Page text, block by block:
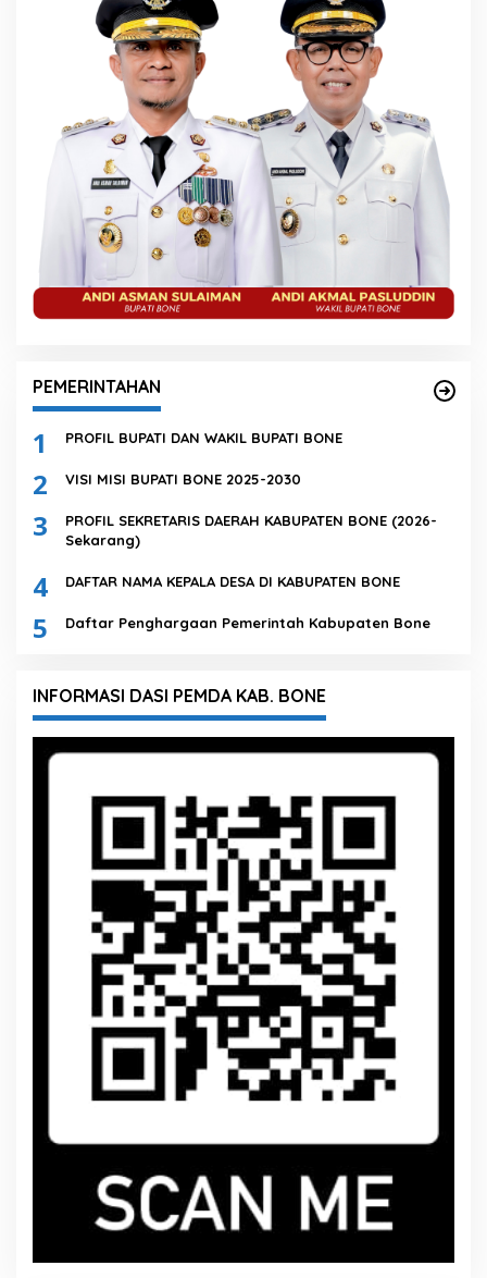
PEMERINTAHAN
1 PROFIL BUPATI DAN WAKIL BUPATI BONE
2 VISI MISI BUPATI BONE 2025-2030
3
PROFIL SEKRETARIS DAERAH KABUPATEN BONE (2026-
Sekarang)
4 DAFTAR NAMA KEPALA DESA DI KABUPATEN BONE
5 Daftar Penghargaan Pemerintah Kabupaten Bone
INFORMASI DASI PEMDA KAB. BONE